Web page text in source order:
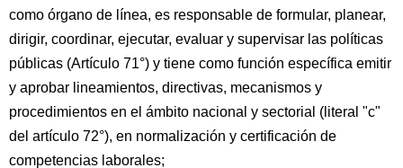
como órgano de línea, es responsable de formular, planear,
dirigir, coordinar, ejecutar, evaluar y supervisar las políticas
públicas (Artículo 71°) y tiene como función específica emitir
y aprobar lineamientos, directivas, mecanismos y
procedimientos en el ámbito nacional y sectorial (literal "c"
del artículo 72°), en normalización y certificación de
competencias laborales;